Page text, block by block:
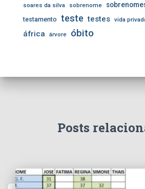
soares da silva
sobrenome
testamento teste testes vida
áfrica árvore óbito
Posts